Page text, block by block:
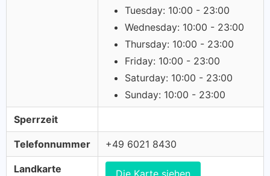
Tuesday: 10:00 - 23:00
Wednesday: 10:00 - 23:00
Thursday: 10:00 - 23:00
Friday: 10:00 - 23:00
Saturday: 10:00 - 23:00
Sunday: 10:00 - 23:00
Sperrzeit
Telefonnummer +49 6021 8430
Landkarte Die Karte siehen